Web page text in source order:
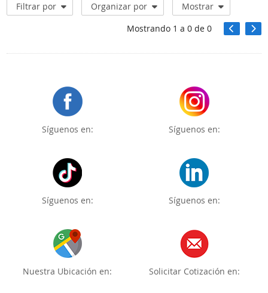
Filtrar por Organizar por
Mostrar
Mostrando 1 a 0de 0
Síguenos en: Síguenos en:
Síguenos en: Síguenos en:
Nuestra Ubicación en: Solicitar Cotización en: